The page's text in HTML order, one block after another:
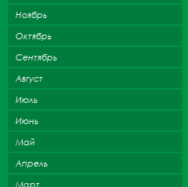
Ноябрь
Октябрь
Сентябрь
Август
Июль
Июнь
Май
Апрель
Март